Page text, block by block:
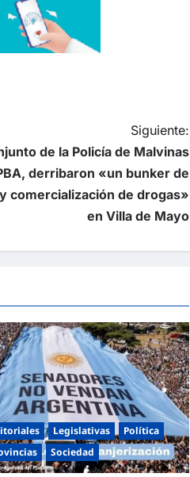
Siguiente:
de la Policía de Malvinas
derribaron «un bunker de
comercialización de drogas»
en Villa de Mayo
Legislativas
Política
Sociedad